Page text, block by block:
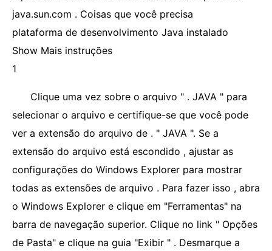
java.sun.com . Coisas que você precisa
plataforma de desenvolvimento Java instalado
Show Mais instruções
1
Clique uma vez sobre o arquivo " . JAVA " para
selecionar o arquivo e certifique-se que você pode
ver a extensão do arquivo de . " JAVA ". Se a
extensão do arquivo está escondido , ajustar as
configurações do Windows Explorer para mostrar
todas as extensões de arquivo . Para fazer isso , abra
o Windows Explorer e clique em "Ferramentas" na
barra de navegação superior. Clique no link " Opções
de Pasta" e clique na guia "Exibir " . Desmarque a